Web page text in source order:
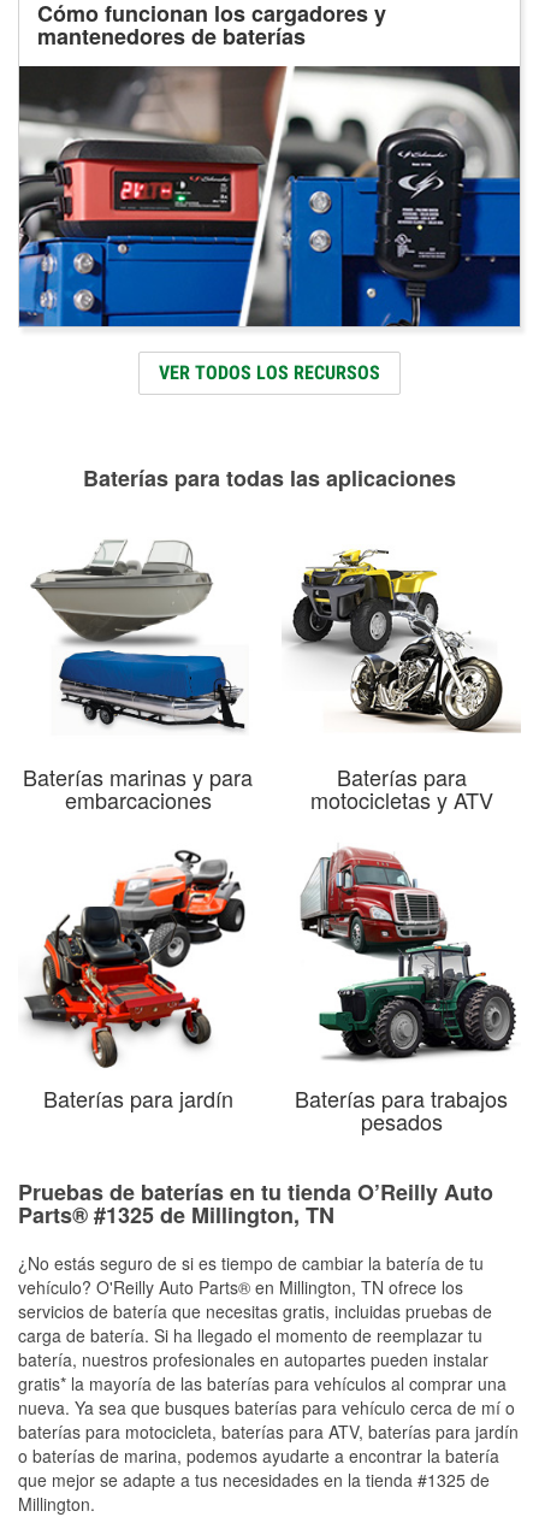
Cómo funcionan los cargadores y
mantenedores de baterías
VER TODOS LOS RECURSOS
Baterías para todas las aplicaciones
Baterías marinas y para
embarcaciones
Baterías para
motocicletas y ATV
Baterías para jardín Baterías para trabajos
pesados
Pruebas de baterías en tu tienda O’Reilly Auto
Parts® #1325 de Millington, TN
¿No estás seguro de si es tiempo de cambiar la batería de tu
vehículo? O'Reilly Auto Parts® en Millington, TN ofrece los
servicios de batería que necesitas gratis, incluidas pruebas de
carga de batería. Si ha llegado el momento de reemplazar tu
batería, nuestros profesionales en autopartes pueden instalar
gratis* la mayoría de las baterías para vehículos al comprar una
nueva. Ya sea que busques baterías para vehículo cerca de mí o
baterías para motocicleta, baterías para ATV, baterías para jardín
o baterías de marina, podemos ayudarte a encontrar la batería
que mejor se adapte a tus necesidades en la tienda #1325 de
Millington.